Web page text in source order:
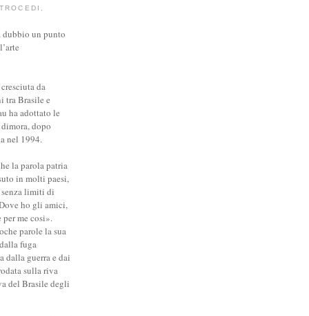
dubbio un punto
da
tra Brasile e
ha adottato le
dopo
nel 1994.
la parola patria
in molti paesi,
senza limiti di
ho gli amici,
per me cosi».
parole la sua
fuga
dalla guerra e dai
sulla riva
del Brasile degli